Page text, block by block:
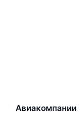
Авиакомпании